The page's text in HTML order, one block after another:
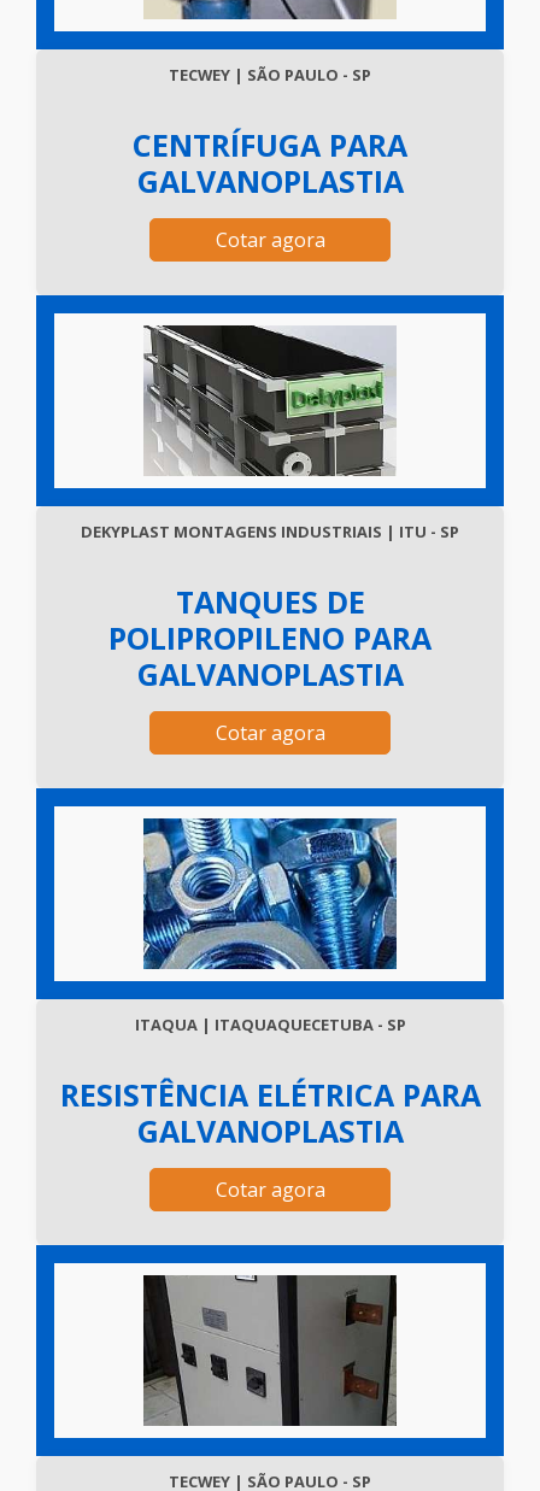
TECWEY | SÃO PAULO - SP
CENTRÍFUGA PARA
GALVANOPLASTIA
Cotar agora
DEKYPLAST MONTAGENS INDUSTRIAIS | ITU - SP
TANQUES DE
POLIPROPILENO PARA
GALVANOPLASTIA
Cotar agora
ITAQUA | ITAQUAQUECETUBA - SP
RESISTÊNCIA ELÉTRICA PARA
GALVANOPLASTIA
Cotar agora
TECWEY | SÃO PAULO - SP